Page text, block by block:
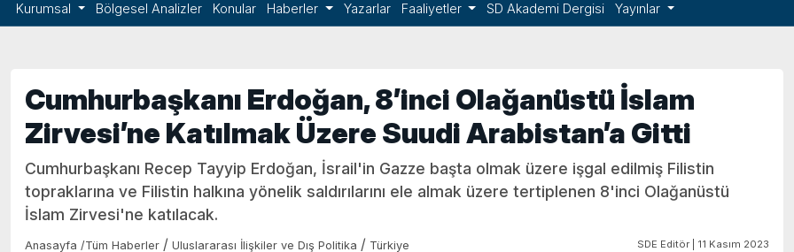
Kurumsal Bölgesel Analizler Konular Haberler Yazarlar Faaliyetler SD Akademi Dergisi Yayınlar
Cumhurbaşkanı Erdoğan, 8’inci Olağanüstü İslam
Zirvesi’ne Katılmak Üzere Suudi Arabistan’a Gitti
Cumhurbaşkanı Recep Tayyip Erdoğan, İsrail'in Gazze başta olmak üzere işgal edilmiş Filistin
topraklarına ve Filistin halkına yönelik saldırılarını ele almak üzere tertiplenen 8'inci Olağanüstü
İslam Zirvesi'ne katılacak.
Anasayfa /Tüm Haberler / Uluslararası İlişkiler ve Dış Politika / Türkiye SDE Editör | 11 Kasım 2023